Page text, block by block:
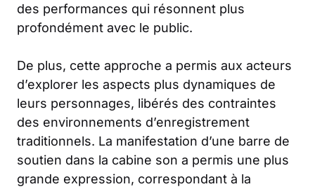
des performances qui résonnent plus
profondément avec le public.
De plus, cette approche a permis aux acteurs
d’explorer les aspects plus dynamiques de
leurs personnages, libérés des contraintes
des environnements d’enregistrement
traditionnels. La manifestation d’une barre de
soutien dans la cabine son a permis une plus
grande expression, correspondant à la